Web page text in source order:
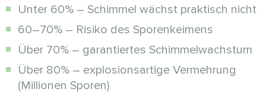
Unter 60% – Schimmel wächst praktisch nicht
60–70% – Risiko des Sporenkeimens
Über 70% – garantiertes Schimmelwachstum
Über 80% – explosionsartige Vermehrung
(Millionen Sporen)